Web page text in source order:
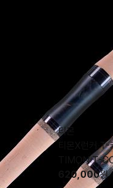
티몬
티몬X런커 T-
TIMON T-
620,000원